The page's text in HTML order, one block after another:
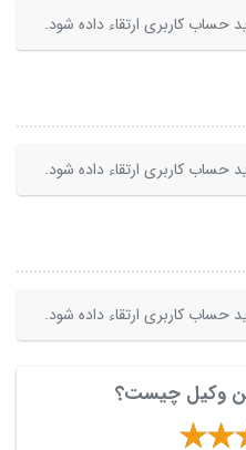
حساب کاربری ارتقاء داده شود.
حساب کاربری ارتقاء داده شود.
حساب کاربری ارتقاء داده شود.
وکیل چیست؟